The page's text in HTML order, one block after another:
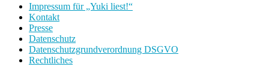
Impressum für „Yuki liest!“
Kontakt
Presse
Datenschutz
Datenschutzgrundverordnung DSGVO
Rechtliches